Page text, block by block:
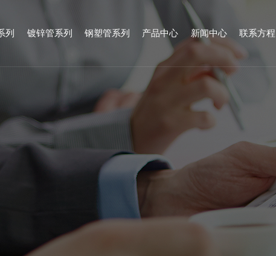
列 镀锌管系列 钢塑管系列 产品中心 新闻中心 联系方程